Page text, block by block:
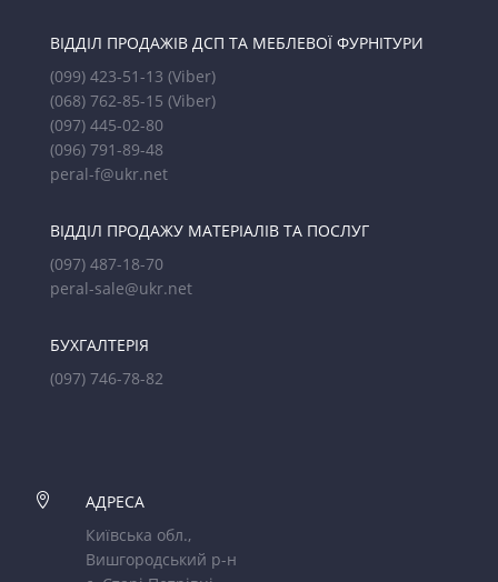
ВІДДІЛ ПРОДАЖІВ ДСП ТА МЕБЛЕВОЇ ФУРНІТУРИ
(099) 423-51-13 (Viber)
(068) 762-85-15 (Viber)
(097) 445-02-80
(096) 791-89-48
peral-f@ukr.net
ВІДДІЛ ПРОДАЖУ МАТЕРІАЛІВ ТА ПОСЛУГ
(097) 487-18-70
peral-sale@ukr.net
БУХГАЛТЕРІЯ
(097) 746-78-82

АДРЕСА
Київська обл.,
Вишгородський р-н